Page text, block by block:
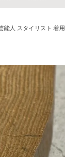
人 スタイリスト 着用